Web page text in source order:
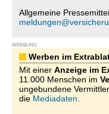
Allgemeine
WERBUNG
Werben im
Mit einer Anzeige im
11.000 Menschen im
ungebundene
die Mediadaten